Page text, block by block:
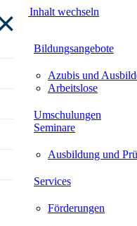
Zum Inhalt wechseln
Bildungsangebote
Azubis und
Arbeitslose
Umschulungen
Seminare
Ausbildung und
Services
Förderungen